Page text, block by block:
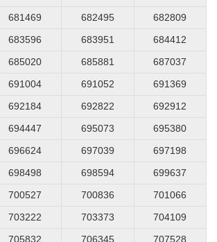
681469 682495
682809
683596 683951
684412
685020 685881
687037
691004 691052
691369
692184 692822
692912
694447 695073
695380
696624 697039
697198
698498 698594
699637
700527 700836
701066
703222 703373
704109
705832 706345
707528